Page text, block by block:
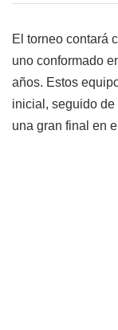
El torneo contará
uno conformado
años. Estos
inicial, seguido
una gran final en